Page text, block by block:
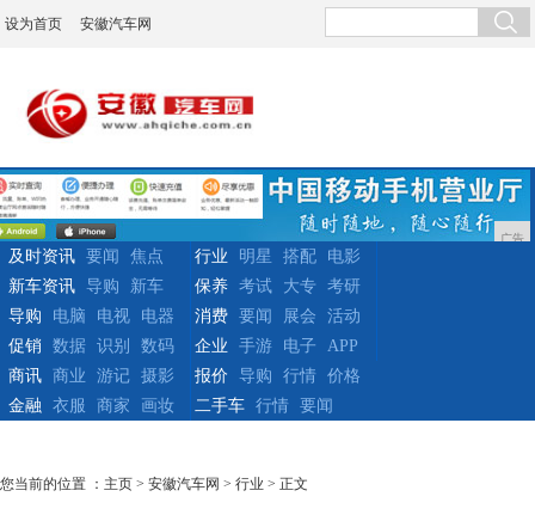
设为首页 安徽汽车网
广告
及时资讯 要闻
焦点
新车资讯
导购 新车
行业 明星 搭配
电影
保养
考试 大专
考研
导购
电脑 电视
电器
促销
数据 识别 数码
消费 要闻 展会
活动
企业
手游 电子
APP
商讯
商业 游记
摄影
金融
衣服 商家 画妆
报价 导购 行情
价格
二手车
行情 要闻
您当前的位置 ： 主页 > 安徽汽车网 > 行业 > 正文